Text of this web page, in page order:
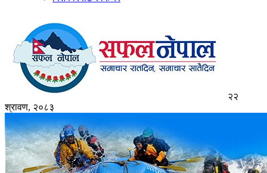
२२
श्रावण, २०८३